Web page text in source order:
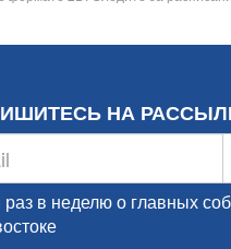
НА
в неделю о главных